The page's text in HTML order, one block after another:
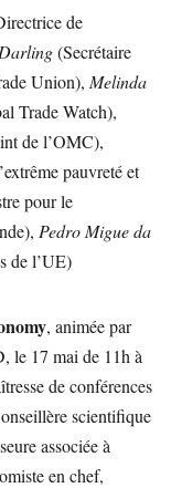
de
(Secrétaire
Union), Melinda
Trade Watch),
de l’OMC),
pauvreté et
pour le
Pedro Migue da
de l’UE)
, animée par
le 17 mai de 11h à
de conférences
scientifique
associée à
en chef,